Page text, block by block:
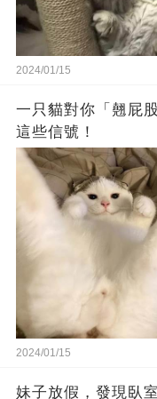
2024/01/15
一只貓對你「翹屁
這些信號！
2024/01/15
妹子放假，發現臥